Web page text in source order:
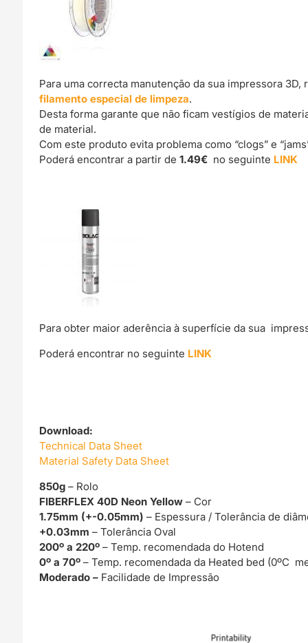
Para uma correcta manutenção da sua impressora
filamento especial de limpeza.
Desta forma garante que não ficam vestígios de
de material.
Com este produto evita problema como “clogs” e
Poderá encontrar a partir de1.49€ no seguinte LINK
Para obter maior aderência à superfície da sua
Poderá encontrar no seguinte LINK
Download:
Technical Data Sheet
Material Safety Data Sheet
850g – Rolo
FIBERFLEX 40D Neon Yellow– Cor
1.75mm (+-0.05mm)– Espessura / Tolerância de
+0.03mm– Tolerância Oval
200º a 220º– Temp. recomendada do Hotend
0º a 70º– Temp. recomendada da Heated bed (0ºC
Moderado – Facilidade de Impressão